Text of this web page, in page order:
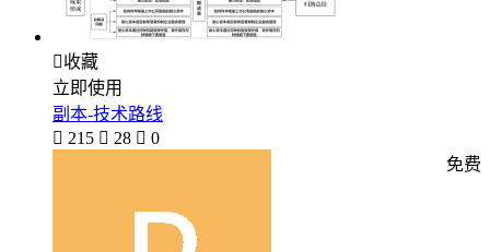
收藏
立即使用
副本-技术路线
 215  28  0
免费